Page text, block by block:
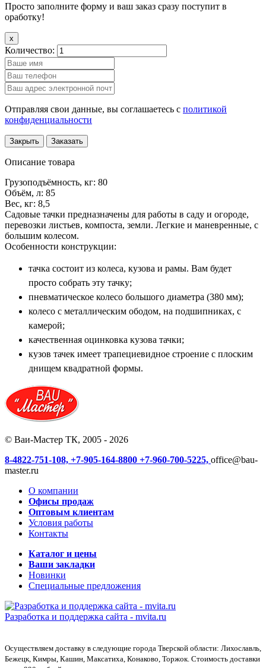
Просто заполните форму и ваш заказ сразу поступит в
оработку!
x
Количество:
Отправляя свои данные, вы соглашаетесь с политикой
конфиденциальности
Закрыть Заказать
Описание товара
Грузоподъёмность, кг: 80
Объём, л: 85
Вес, кг: 8,5
Садовые тачки предназначены для работы в саду и огороде,
перевозки листьев, компоста, земли. Легкие и маневренные, с
большим колесом.
Особенности конструкции:
тачка состоит из колеса, кузова и рамы. Вам будет
просто собрать эту тачку;
пневматическое колесо большого диаметра (380 мм);
колесо с металлическим ободом, на подшипниках, с
камерой;
качественная оцинковка кузова тачки;
кузов тачек имеет трапециевидное строение с плоским
днищем квадратной формы.
© Ваи-Мастер ТК, 2005 - 2026
8-4822-751-108, +7-905-164-8800 +7-960-700-5225, office@bau-
master.ru
О компании
Офисы продаж
Оптовым клиентам
Условия работы
Контакты
Каталог и цены
Ваши закладки
Новинки
Специальные предложения
Разработка и поддержка сайта - mvita.ru
Осуществляем доставку в следующие города Тверской области: Лихославль,
Бежецк, Кимры, Кашин, Максатиха, Конаково, Торжок. Стоимость доставки